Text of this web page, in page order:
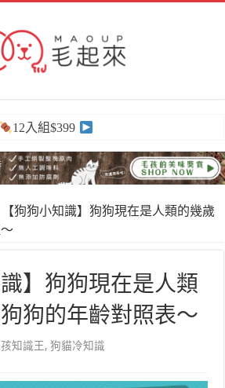
12入組$399
任選買6送3
【狗狗小知識】狗狗現在是人類的幾歲
識】狗狗現在是人類
狗的年齡對照表～
知識王,狗貓冷知識